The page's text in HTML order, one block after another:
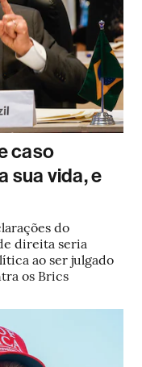
caso
sua vida, e
do
direita seria
ao ser julgado
os Brics